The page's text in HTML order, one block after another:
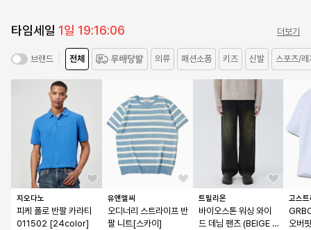
타임세일 1일 19:16:06 더보기
브랜드 전체 의류 패션소품 키즈 신발 스포츠/레
지오다노
피케 폴로 반팔 카라티
011502 [24color]
유앤엘씨
오디너리 스트라이프 반
팔 니트[스카이]
트릴리온
바이오스톤 워싱 와이
드 데님 팬츠 (BEIGE B
고스
오버